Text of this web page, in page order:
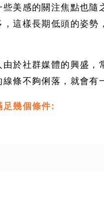
美感的關注焦點也隨
這樣長期低頭的姿勢
於社群媒體的興盛，
條不夠俐落，就會有
足幾個條件: